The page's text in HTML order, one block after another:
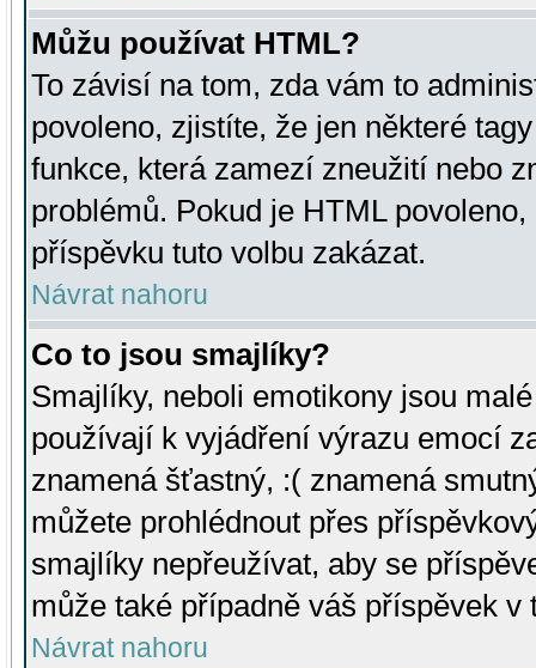
Můžu používat HTML?
To závisí na tom, zda vám to
povoleno, zjistíte, že jen některé
funkce, která zamezí zneužití nebo
problémů. Pokud je HTML
příspěvku tuto volbu zakázat.
Návrat nahoru
Co to jsou smajlíky?
Smajlíky, neboli emotikony jsou
používají k vyjádření výrazu emocí
znamená šťastný, :( znamená
můžete prohlédnout přes
smajlíky nepřeužívat, aby se
může také případně váš příspěvek v
Návrat nahoru